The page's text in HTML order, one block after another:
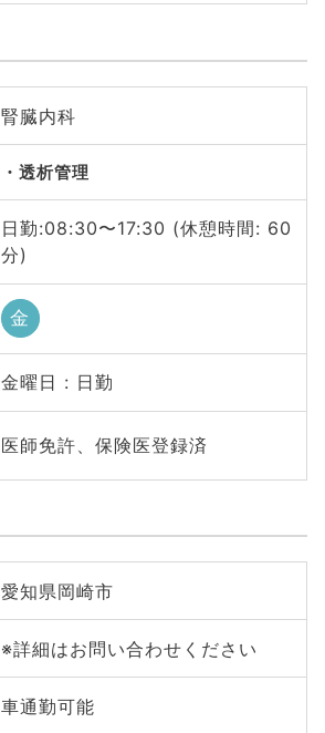
腎臓内科
透析管理
日勤:08:30〜17:30 (休憩時間: 60
分)
金
金曜日 : 日勤
医師免許、保険医登録済
愛知県岡崎市
※詳細はお問い合わせください
車通勤可能